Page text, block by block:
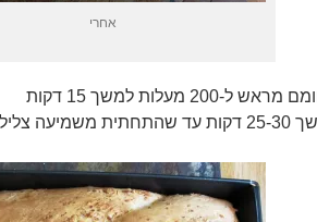
אחרי
מעלות למשך 15 דקות